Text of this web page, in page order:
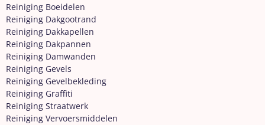
Reiniging Boeidelen
Reiniging Dakgootrand
Reiniging Dakkapellen
Reiniging Dakpannen
Reiniging Damwanden
Reiniging Gevels
Reiniging Gevelbekleding
Reiniging Graffiti
Reiniging Straatwerk
Reiniging Vervoersmiddelen